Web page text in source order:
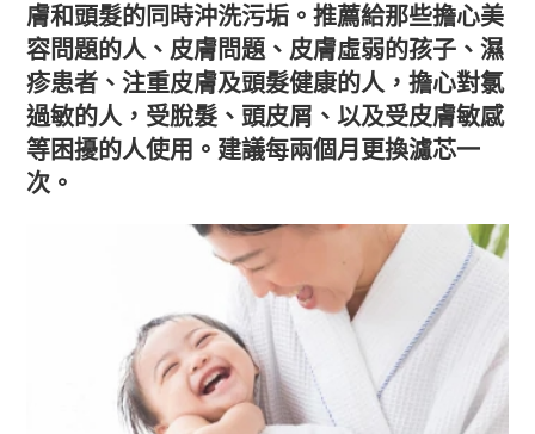
膚和頭髮的同時沖洗污垢。推薦給那些擔心美
容問題的人、皮膚問題、皮膚虛弱的孩子、濕
疹患者、注重皮膚及頭髮健康的人，擔心對氯
過敏的人，受脫髮、頭皮屑、以及受皮膚敏感
等困擾的人使用。建議每兩個月更換濾芯一
次。